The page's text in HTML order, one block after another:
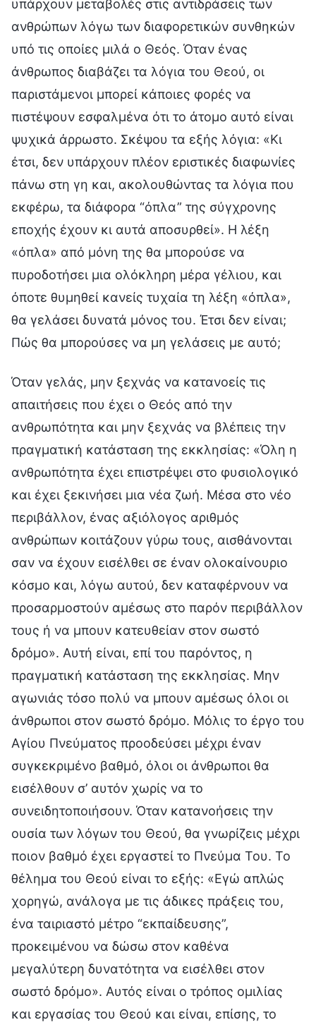
υπάρχουν μεταβολές στις αντιδράσεις των
ανθρώπων λόγω των διαφορετικών συνθηκών
υπό τις οποίες μιλά ο Θεός. Όταν ένας
άνθρωπος διαβάζει τα λόγια του Θεού, οι
παριστάμενοι μπορεί κάποιες φορές να
πιστέψουν εσφαλμένα ότι το άτομο αυτό είναι
ψυχικά άρρωστο. Σκέψου τα εξής λόγια: «Κι
έτσι, δεν υπάρχουν πλέον εριστικές διαφωνίες
πάνω στη γη και, ακολουθώντας τα λόγια που
εκφέρω, τα διάφορα “όπλα” της σύγχρονης
εποχής έχουν κι αυτά αποσυρθεί». Η λέξη
«όπλα» από μόνη της θα μπορούσε να
πυροδοτήσει μια ολόκληρη μέρα γέλιου, και
όποτε θυμηθεί κανείς τυχαία τη λέξη «όπλα»,
θα γελάσει δυνατά μόνος του. Έτσι δεν είναι;
Πώς θα μπορούσες να μη γελάσεις με αυτό;
Όταν γελάς, μην ξεχνάς να κατανοείς τις
απαιτήσεις που έχει ο Θεός από την
ανθρωπότητα και μην ξεχνάς να βλέπεις την
πραγματική κατάσταση της εκκλησίας: «Όλη η
ανθρωπότητα έχει επιστρέψει στο φυσιολογικό
και έχει ξεκινήσει μια νέα ζωή. Μέσα στο νέο
περιβάλλον, ένας αξιόλογος αριθμός
ανθρώπων κοιτάζουν γύρω τους, αισθάνονται
σαν να έχουν εισέλθει σε έναν ολοκαίνουριο
κόσμο και, λόγω αυτού, δεν καταφέρνουν να
προσαρμοστούν αμέσως στο παρόν περιβάλλον
τους ή να μπουν κατευθείαν στον σωστό
δρόμο». Αυτή είναι, επί του παρόντος, η
πραγματική κατάσταση της εκκλησίας. Μην
αγωνιάς τόσο πολύ να μπουν αμέσως όλοι οι
άνθρωποι στον σωστό δρόμο. Μόλις το έργο του
Αγίου Πνεύματος προοδεύσει μέχρι έναν
συγκεκριμένο βαθμό, όλοι οι άνθρωποι θα
εισέλθουν σ’ αυτόν χωρίς να το
συνειδητοποιήσουν. Όταν κατανοήσεις την
ουσία των λόγων του Θεού, θα γνωρίζεις μέχρι
ποιον βαθμό έχει εργαστεί το Πνεύμα Του. Το
θέλημα του Θεού είναι το εξής: «Εγώ απλώς
χορηγώ, ανάλογα με τις άδικες πράξεις του,
ένα ταιριαστό μέτρο “εκπαίδευσης”,
προκειμένου να δώσω στον καθένα
μεγαλύτερη δυνατότητα να εισέλθει στον
σωστό δρόμο». Αυτός είναι ο τρόπος ομιλίας
και εργασίας του Θεού και είναι, επίσης, το